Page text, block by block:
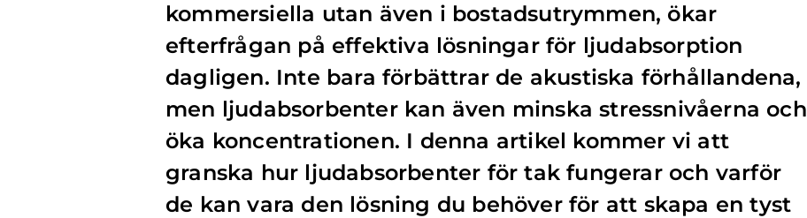
kommersiella utan även i bostadsutrymmen, ökar
efterfrågan på effektiva lösningar för ljudabsorption
dagligen. Inte bara förbättrar de akustiska förhållandena,
men ljudabsorbenter kan även minska stressnivåerna och
öka koncentrationen. I denna artikel kommer vi att
granska hur ljudabsorbenter för tak fungerar och varför
de kan vara den lösning du behöver för att skapa en tyst